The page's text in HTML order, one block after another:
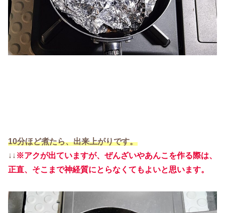
10分ほど煮たら、出来上がりです。
↓↓ ※アクが出ていますが、ぜんざいやあんこを作る際は、
正直、そこまで神経質にとらなくてもよいと思います。